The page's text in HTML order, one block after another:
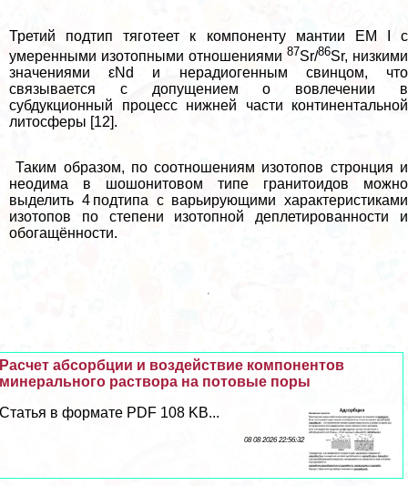
Третий подтип тяготеет к компоненту мантии EM I с
умеренными изотопными отношениями 87Sr/86Sr, низкими
значениями εNd и нерадиогенным свинцом, что
связывается с допущением о вовлечении в
субдукционный процесс нижней части континентальной
литосферы [12].
Таким образом, по соотношениям изотопов стронция и
неодима в шошонитовом типе гранитоидов можно
выделить 4 подтипа с варьирующими хаpaктеристиками
изотопов по степени изотопной деплетированности и
обогащённости.
Расчет абсорбции и воздействие компонентов
минерального раствора на потовые поры
Статья в формате PDF 108 KB...
08 08 2026 22:56:32